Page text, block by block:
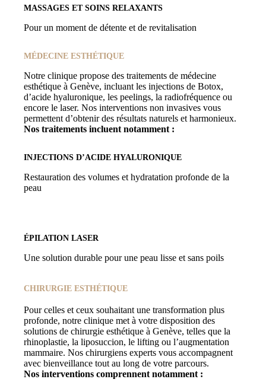
MASSAGES ET SOINS RELAXANTS
Pour un moment de détente et de revitalisation
MÉDECINE ESTHÉTIQUE
Notre clinique propose des traitements de médecine
esthétique à Genève, incluant les injections de Botox,
d’acide hyaluronique, les peelings, la radiofréquence ou
encore le laser. Nos interventions non invasives vous
permettent d’obtenir des résultats naturels et harmonieux.
Nos traitements incluent notamment :
INJECTIONS D’ACIDE HYALURONIQUE
Restauration des volumes et hydratation profonde de la
peau
ÉPILATION LASER
Une solution durable pour une peau lisse et sans poils
CHIRURGIE ESTHÉTIQUE
Pour celles et ceux souhaitant une transformation plus
profonde, notre clinique met à votre disposition des
solutions de chirurgie esthétique à Genève, telles que la
rhinoplastie, la liposuccion, le lifting ou l’augmentation
mammaire. Nos chirurgiens experts vous accompagnent
avec bienveillance tout au long de votre parcours.
Nos interventions comprennent notamment :